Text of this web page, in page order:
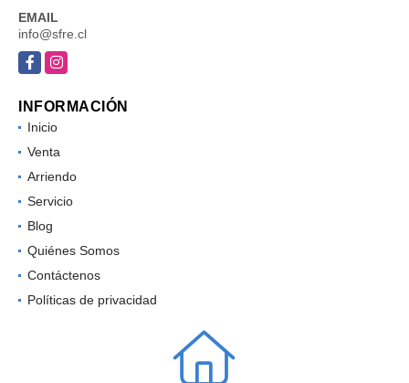
EMAIL
info@sfre.cl
FacebookInstagram
INFORMACIÓN
Inicio
Venta
Arriendo
Servicio
Blog
Quiénes Somos
Contáctenos
Políticas de privacidad